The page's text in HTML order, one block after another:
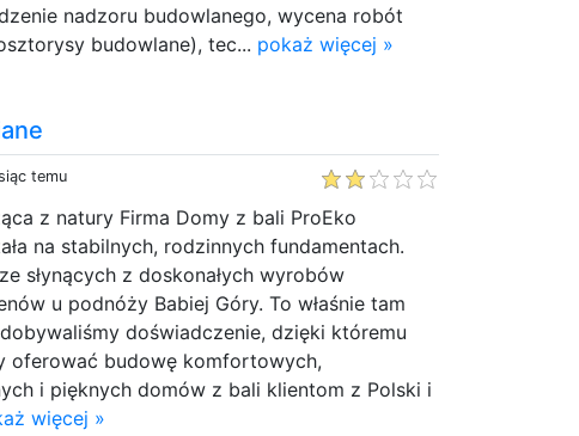
nadzoru budowlanego, wycena robót
budowlane), tec... pokaż więcej »
temu
z natury Firma Domy z bali ProEko
na stabilnych, rodzinnych fundamentach.
słynących z doskonałych wyrobów
u podnóży Babiej Góry. To właśnie tam
doświadczenie, dzięki któremu
oferować budowę komfortowych,
i pięknych domów z bali klientom z Polski i
więcej »